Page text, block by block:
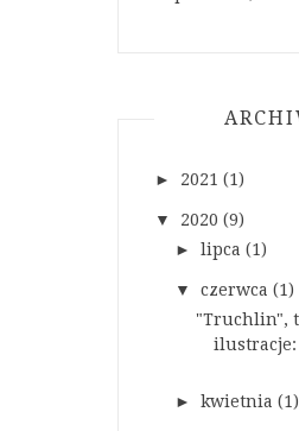
► 2021 (1)
▼ 2020 (9)
► lipca (1)
▼ czerwca (1)
"Truchlin",
ilustracje:
► kwietnia (1)